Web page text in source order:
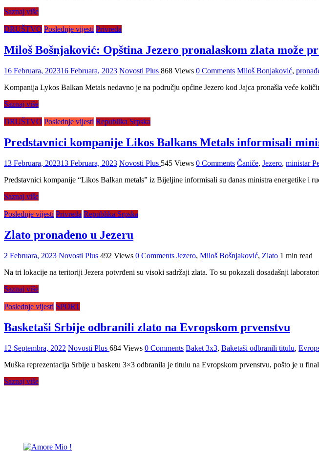
Saznaj više
DRUŠTVO Poslednje vijesti Privreda
Miloš Bošnjaković: Opština Jezero pronalaskom zlata može
16 Februara, 202316 Februara, 2023 Novosti Plus 868 Views 0 Comments Miloš Bonjaković,
Kompanija Lykos Balkan Metals nedavno je na području općine Jezero kod Jajca pronašla veće
Saznaj više
DRUŠTVO Poslednje vijesti Republika Srpska
Predstavnici kompanije Likos Balkans Metals informisali
13 Februara, 202313 Februara, 2023 Novosti Plus 545 Views 0 Comments Čaniče, Jezero, ministar
Predstavnici kompanije “Likos Balkan metals” iz Bijeljine informisali su danas ministra energetike i
Saznaj više
Poslednje vijesti Privreda Republika Srpska
Zlato pronađeno u Jezeru
2 Februara, 2023 Novosti Plus 492 Views 0 Comments Jezero, Miloš Bošnjaković, Zlato 1 min read
Na tri lokacije na teritoriji Jezera potvrđeni su visoki sadržaji zlata. To su pokazali dosadašnji
Saznaj više
Poslednje vijesti SPORT
Basketaši Srbije odbranili zlato na Evropskom prvenstvu
12 Septembra, 2022 Novosti Plus 684 Views 0 Comments Baket 3x3, Baketaši odbranili titulu,
Muška reprezentacija Srbije u basketu 3×3 odbranila je titulu na Evropskom prvenstvu, pošto je u
Saznaj više